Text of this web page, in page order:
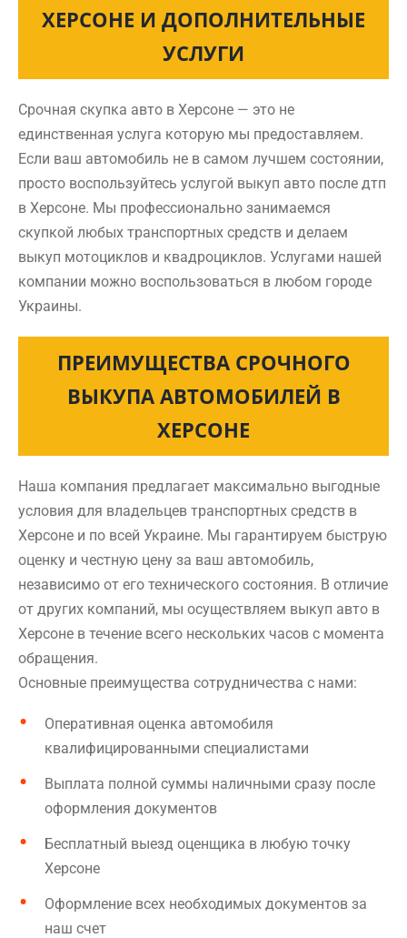
ХЕРСОНЕ И ДОПОЛНИТЕЛЬНЫЕ
УСЛУГИ
Срочная скупка авто в Херсоне — это не
единственная услуга которую мы предоставляем.
Если ваш автомобиль не в самом лучшем состоянии,
просто воспользуйтесь услугой выкуп авто после дтп
в Херсоне. Мы профессионально занимаемся
скупкой любых транспортных средств и делаем
выкуп мотоциклов и квадроциклов. Услугами нашей
компании можно воспользоваться в любом городе
Украины.
ПРЕИМУЩЕСТВА СРОЧНОГО
ВЫКУПА АВТОМОБИЛЕЙ В
ХЕРСОНЕ
Наша компания предлагает максимально выгодные
условия для владельцев транспортных средств в
Херсоне и по всей Украине. Мы гарантируем быструю
оценку и честную цену за ваш автомобиль,
независимо от его технического состояния. В отличие
от других компаний, мы осуществляем выкуп авто в
Херсоне в течение всего нескольких часов с момента
обращения.
Основные преимущества сотрудничества с нами:
Оперативная оценка автомобиля
квалифицированными специалистами
Выплата полной суммы наличными сразу после
оформления документов
Бесплатный выезд оценщика в любую точку
Херсоне
Оформление всех необходимых документов за
наш счет